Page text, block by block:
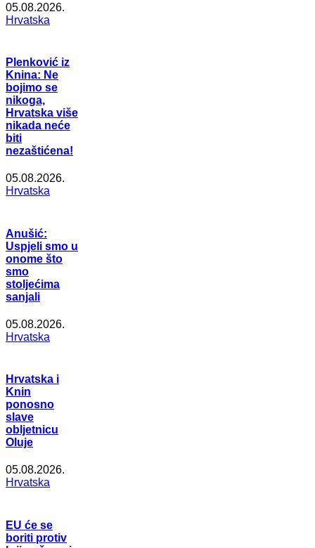
05.08.2026.
Hrvatska
Plenković iz
Knina: Ne
bojimo se
nikoga,
Hrvatska više
nikada neće
biti
nezaštićena!
05.08.2026.
Hrvatska
Anušić:
Uspjeli smo u
onome što
smo
stoljećima
sanjali
05.08.2026.
Hrvatska
Hrvatska i
Knin
ponosno
slave
obljetnicu
Oluje
05.08.2026.
Hrvatska
EU će se
boriti protiv